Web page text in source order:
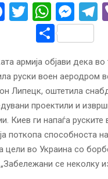
Facebook
Twitter
Share
армија објави дека
руски воен аеродром
Липецк, оштетила
проектили и
Киев ги напаѓа
поткопа способноста
цели во Украина со
„Забележани се неколку